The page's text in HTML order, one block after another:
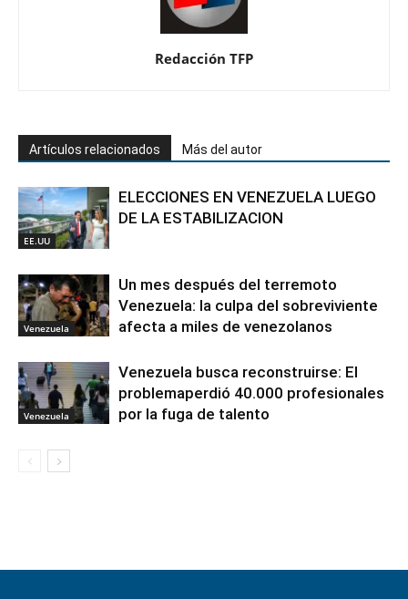
Redacción TFP
Artículos relacionados Más del autor
EE.UU
ELECCIONES EN VENEZUELA LUEGO
DE LA ESTABILIZACION
Venezuela
Un mes después del terremoto
Venezuela: la culpa del sobreviviente
afecta a miles de venezolanos
Venezuela
Venezuela busca reconstruirse: El
problemaperdió 40.000 profesionales
por la fuga de talento